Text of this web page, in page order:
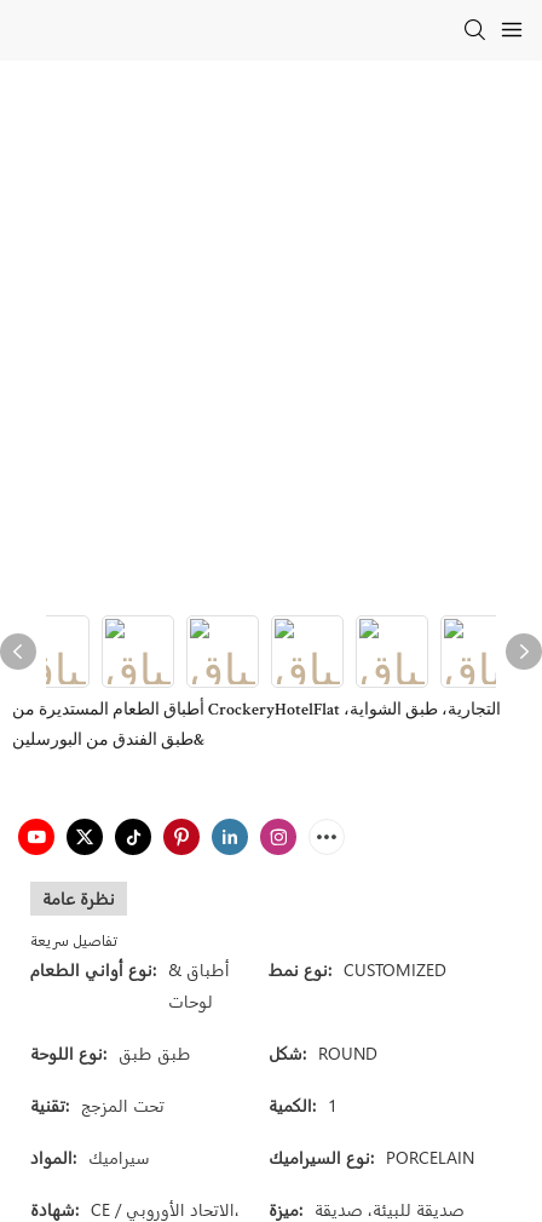
أطباق الطعام المستديرة من CrockeryHotelFlat التجارية، طبق الشواية،
طبق الفندق من البورسلين&
نظرة عامة
تفاصيل سريعة
نوع أواني الطعام: أطباق &
لوحات
نوع نمط: CUSTOMIZED
نوع اللوحة: طبق طبق شكل: ROUND
تقنية: تحت المزجج الكمية: 1
المواد: سيراميك نوع السيراميك: PORCELAIN
شهادة: CE / الاتحاد الأوروبي،
ميزة: صديقة للبيئة، صديقة